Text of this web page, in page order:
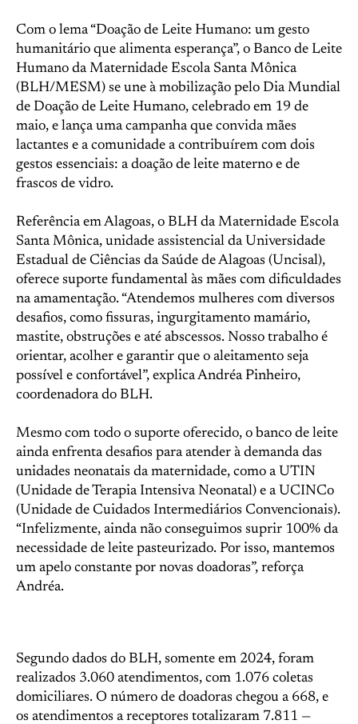
Com o lema “Doação de Leite Humano: um gesto
humanitário que alimenta esperança”, o Banco de Leite
Humano da Maternidade Escola Santa Mônica
(BLH/MESM) se une à mobilização pelo Dia Mundial
de Doação de Leite Humano, celebrado em 19 de
maio, e lança uma campanha que convida mães
lactantes e a comunidade a contribuírem com dois
gestos essenciais: a doação de leite materno e de
frascos de vidro.
Referência em Alagoas, o BLH da Maternidade Escola
Santa Mônica, unidade assistencial da Universidade
Estadual de Ciências da Saúde de Alagoas (Uncisal),
oferece suporte fundamental às mães com dificuldades
na amamentação. “Atendemos mulheres com diversos
desafios, como fissuras, ingurgitamento mamário,
mastite, obstruções e até abscessos. Nosso trabalho é
orientar, acolher e garantir que o aleitamento seja
possível e confortável”, explica Andréa Pinheiro,
coordenadora do BLH.
Mesmo com todo o suporte oferecido, o banco de leite
ainda enfrenta desafios para atender à demanda das
unidades neonatais da maternidade, como a UTIN
(Unidade de Terapia Intensiva Neonatal) e a UCINCo
(Unidade de Cuidados Intermediários Convencionais).
“Infelizmente, ainda não conseguimos suprir 100% da
necessidade de leite pasteurizado. Por isso, mantemos
um apelo constante por novas doadoras”, reforça
Andréa.
Segundo dados do BLH, somente em 2024, foram
realizados 3.060 atendimentos, com 1.076 coletas
domiciliares. O número de doadoras chegou a 668, e
os atendimentos a receptores totalizaram 7.811 —